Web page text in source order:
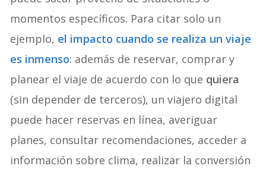
momentos específicos. Para citar solo un
ejemplo, el impacto cuando se realiza un viaje
es inmenso: además de reservar, comprar y
planear el viaje de acuerdo con lo que quiera
(sin depender de terceros), un viajero digital
puede hacer reservas en línea, averiguar
planes, consultar recomendaciones, acceder a
información sobre clima, realizar la conversión